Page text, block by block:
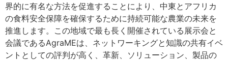
界的に有名な方法を促進することにより、中東とアフリカ
の食料安全保障を確保するために持続可能な農業の未来を
推進します。この地域で最も長く開催されている展示会と
会議であるAgraMEは、ネットワーキングと知識の共有イベ
ントとしての評判が高く、革新、ソリューション、製品の